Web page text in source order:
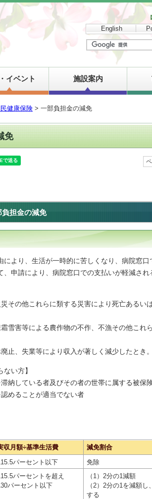
English
イベント 施設案内
民健康保険 > 一部負担金の減免
免
負担金の減免
より、生活が一時的に苦しくなり、病院窓口
、申請により、病院窓口での支払いが軽減され
その他これらに類する災害により死亡あるい
雪害等による農作物の不作、不漁その他これ
止、失業等により収入が著しく減少したとき。
ない方】
納している者及びその者の世帯に属する被保
めることが適当でない者
収月額÷基準生活費
減免割合
パーセント以下
免除
パーセントを超え
パーセント以下
（1）2分の1減額
（2）2分の1を減額
する